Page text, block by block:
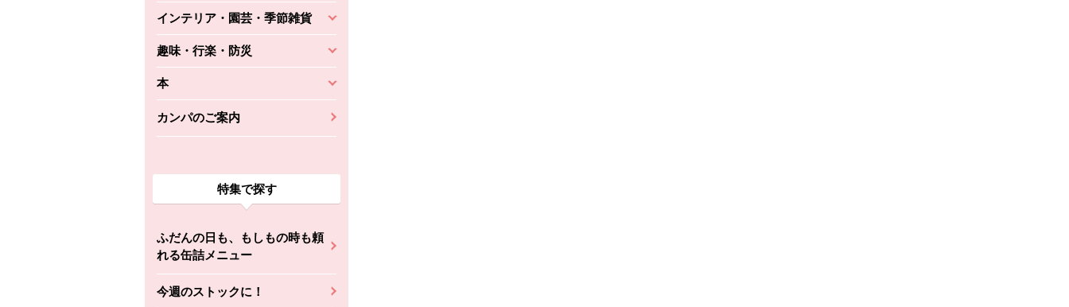
インテリア・園芸・季節雑貨
趣味・行楽・防災
本
カンパのご案内
特集で探す
ふだんの日も、もしもの時も頼
れる缶詰メニュー
今週のストックに！